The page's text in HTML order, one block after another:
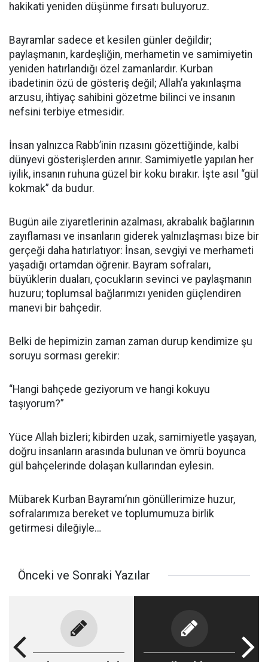
hakikati yeniden düşünme fırsatı buluyoruz.
Bayramlar sadece et kesilen günler değildir;
paylaşmanın, kardeşliğin, merhametin ve samimiyetin
yeniden hatırlandığı özel zamanlardır. Kurban
ibadetinin özü de gösteriş değil; Allah’a yakınlaşma
arzusu, ihtiyaç sahibini gözetme bilinci ve insanın
nefsini terbiye etmesidir.
İnsan yalnızca Rabb’inin rızasını gözettiğinde, kalbi
dünyevi gösterişlerden arınır. Samimiyetle yapılan her
iyilik, insanın ruhuna güzel bir koku bırakır. İşte asıl “gül
kokmak” da budur.
Bugün aile ziyaretlerinin azalması, akrabalık bağlarının
zayıflaması ve insanların giderek yalnızlaşması bize bir
gerçeği daha hatırlatıyor: İnsan, sevgiyi ve merhameti
yaşadığı ortamdan öğrenir. Bayram sofraları,
büyüklerin duaları, çocukların sevinci ve paylaşmanın
huzuru; toplumsal bağlarımızı yeniden güçlendiren
manevi bir bahçedir.
Belki de hepimizin zaman zaman durup kendimize şu
soruyu sorması gerekir:
“Hangi bahçede geziyorum ve hangi kokuyu
taşıyorum?”
Yüce Allah bizleri; kibirden uzak, samimiyetle yaşayan,
doğru insanların arasında bulunan ve ömrü boyunca
gül bahçelerinde dolaşan kullarından eylesin.
Mübarek Kurban Bayramı’nın gönüllerimize huzur,
sofralarımıza bereket ve toplumumuza birlik
getirmesi dileğiyle…
Önceki ve Sonraki Yazılar